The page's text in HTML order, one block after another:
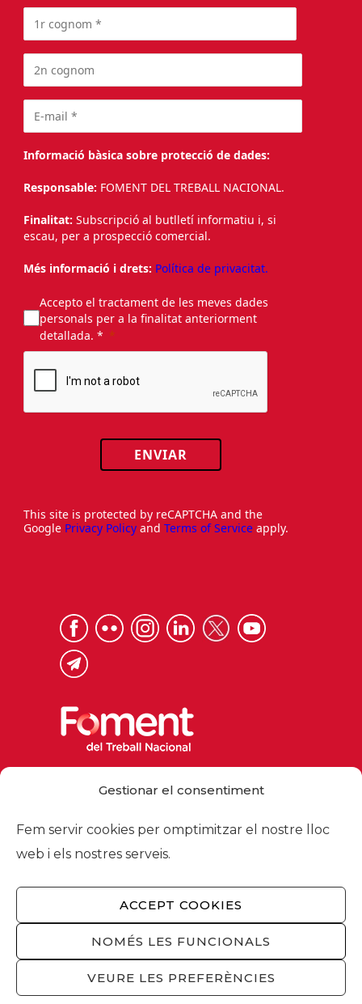
Gestionar el consentiment
Fem servir cookies per omptimitzar el nostre lloc
web i els nostres serveis.
ACCEPT COOKIES
NOMÉS LES FUNCIONALS
VEURE LES PREFERÈNCIES
Informació bàsica sobre protecció de dades:
Responsable: FOMENT DEL TREBALL NACIONAL.
Finalitat: Subscripció al butlletí informatiu i, si
escau, per a prospecció comercial.
Més informació i drets: Política de privacitat.
Accepto el tractament de les meves dades
personals per a la finalitat anteriorment
detallada. *
ENVIAR
This site is protected by reCAPTCHA and the
Google Privacy Policy and Terms of Service apply.
foment@foment.com
© 2026 - Foment del Treball Nacional
Nosaltres
privacitat/ Política cookies/Privacitat
xarxes socials